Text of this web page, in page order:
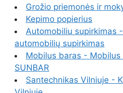
Grožio priemonės ir
Kepimo popierius
Automobiliu supirkimas
automobilių supirkimas
Mobilus baras -
SUNBAR
Santechnikas Vilniuje -